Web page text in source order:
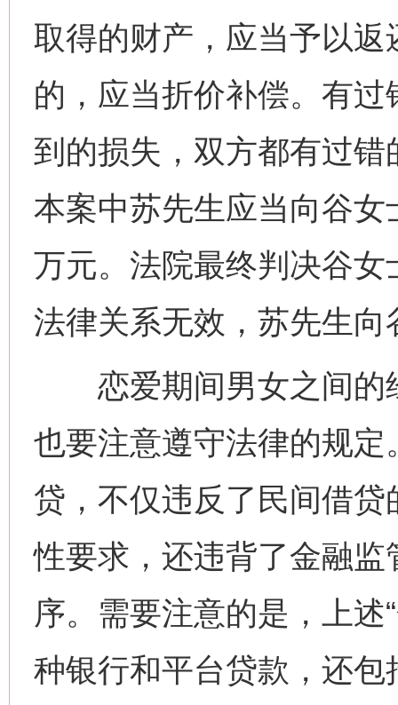
取得的财产，应当予以
的，应当折价补偿。有
到的损失，双方都有过
本案中苏先生应当向谷
万元。法院最终判决谷
法律关系无效，苏先生
恋爱期间男女之间的
也要注意遵守法律的规
贷，不仅违反了民间借
性要求，还违背了金融
序。需要注意的是，上述
种银行和平台贷款，还包